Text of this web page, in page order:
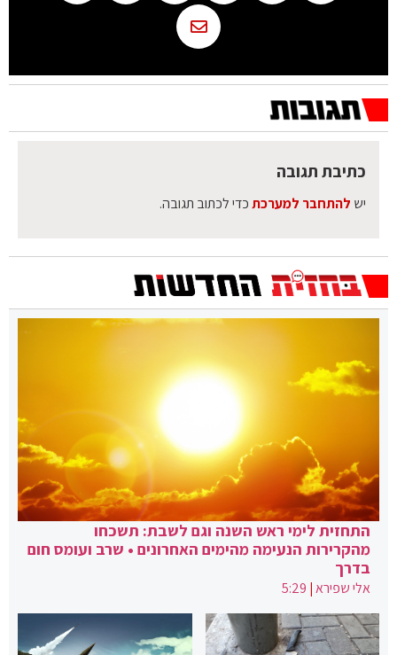
כתיבת תגובה
יש להתחבר למערכתכדי לכתוב תגובה.
התחזית לימי ראש השנה וגם לשבת: תשכחו
מהקרירות הנעימה מהימים האחרונים • שרב ועומס חום
בדרך
אלי שפירא|
5:29